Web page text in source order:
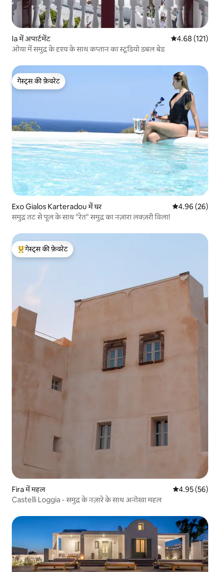
Ia में अपार्टमेंट औसत रेटिंग 5 में से
4.68 (121)
ओया में समुद्र के दृश्य के साथ कप्तान का स्टूडियो डबल बेड
गेस्ट्स की फ़ेवरेट
गेस्ट्स की फ़ेवरेट
Exo Gialos Karteradou में घर औसत रेटिंग 5 में
4.96 (26)
समुद्र तट से पूल के साथ "रेत" समुद्र का नज़ारा लक्ज़री विला!
गेस्ट्स का टॉप फ़ेवरेट
गेस्ट्स की फ़ेवरेट
Fira में महल औसत रेटिंग 5 में
4.95 (56)
Castelli Loggia - समुद्र के नज़ारे के साथ अनोखा महल